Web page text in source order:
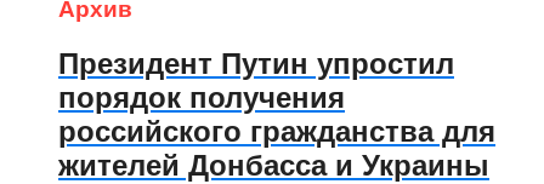
Архив
Президент Путин упростил
порядок получения
российского гражданства для
жителей Донбасса и Украины